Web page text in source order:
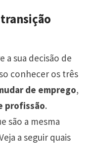
a sua decisão de
conhecer os três
de emprego,
profissão.
são a mesma
a seguir quais